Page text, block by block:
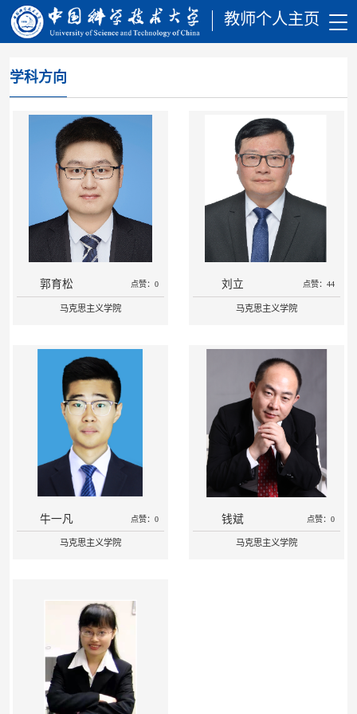
教师个人主页
学科方向
郭育松 点赞：0
马克思主义学院
刘立 点赞：44
马克思主义学院
牛一凡 点赞：0
马克思主义学院
钱斌 点赞：0
马克思主义学院